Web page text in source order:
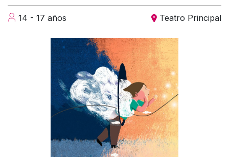
14 - 17 años Teatro Principal